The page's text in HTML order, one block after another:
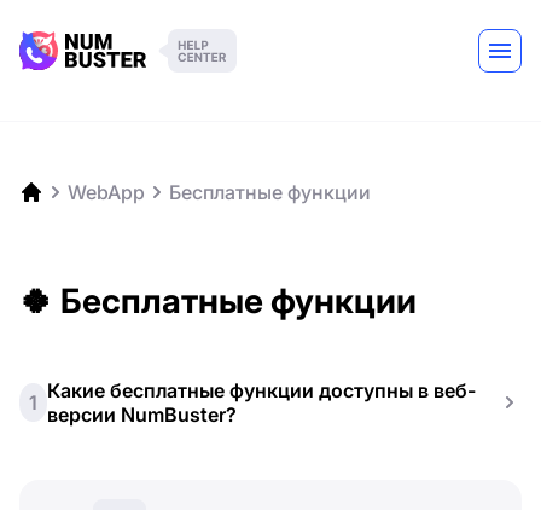
WebApp Бесплатные функции
🍀 Бесплатные функции
1 Какие бесплатные функции доступны в веб-
версии NumBuster?